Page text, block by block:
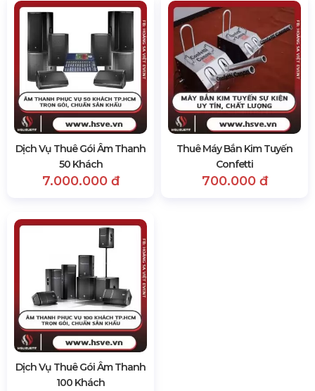
Dịch Vụ Thuê Gói Âm Thanh
50 Khách
7.000.000 đ
Thuê Máy Bắn Kim Tuyến
Confetti
700.000 đ
Dịch Vụ Thuê Gói Âm Thanh
100 Khách